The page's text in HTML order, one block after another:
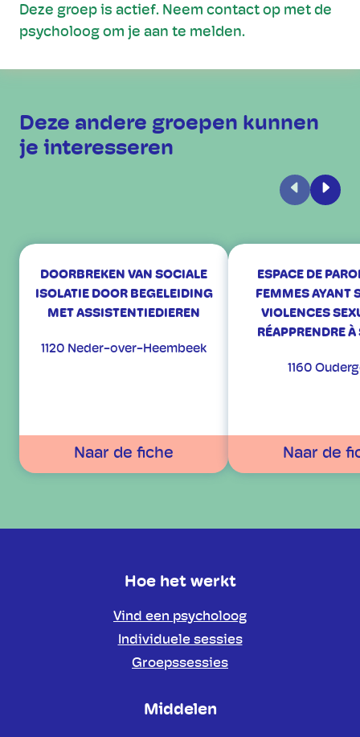
Deze groep is actief. Neem contact op met de
psycholoog om je aan te melden.
Deze andere groepen kunnen
je interesseren
Vorige
DOORBREKEN VAN SOCIALE
ISOLATIE DOOR BEGELEIDING
MET ASSISTENTIEDIEREN
1120 Neder-over-Heembeek
Naar de fiche
ESPACE DE
FEMMES AYANT
VIOLENCES
RÉAPPRENDRE
1160
Naar de
Hoe het werkt
Vind een psycholoog
Individuele sessies
Groepssessies
Middelen